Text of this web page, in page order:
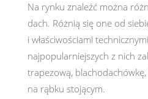
Na rynku znaleźć można
dach. Różnią się one od
i właściwościami
najpopularniejszych z nich
trapezową,
na rąbku stojącym.